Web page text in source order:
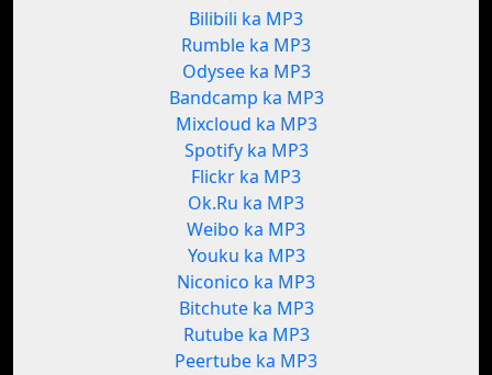
Bilibili ka MP3
Rumble ka MP3
Odysee ka MP3
Bandcamp ka MP3
Mixcloud ka MP3
Spotify ka MP3
Flickr ka MP3
Ok.Ru ka MP3
Weibo ka MP3
Youku ka MP3
Niconico ka MP3
Bitchute ka MP3
Rutube ka MP3
Peertube ka MP3